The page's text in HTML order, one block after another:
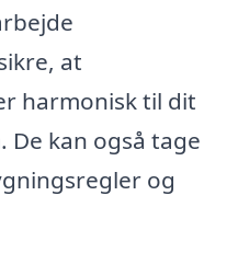
at
harmonisk til dit
De kan også tage
og